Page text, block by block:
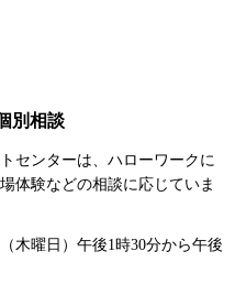
別相談
センターは、ハローワークに
体験などの相談に応じていま
木曜日）午後1時30分から午後